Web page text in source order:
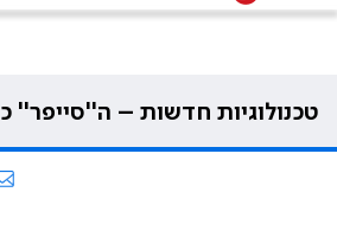
טכנולוגיות חדשות – ה''סייפר''